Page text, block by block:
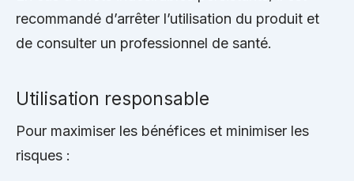
recommandé d’arrêter l’utilisation du produit et
de consulter un professionnel de santé.
Utilisation responsable
Pour maximiser les bénéfices et minimiser les
risques :